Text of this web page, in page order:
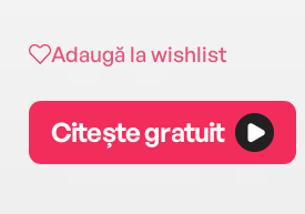
Adaugă la wishlist
Citește gratuit